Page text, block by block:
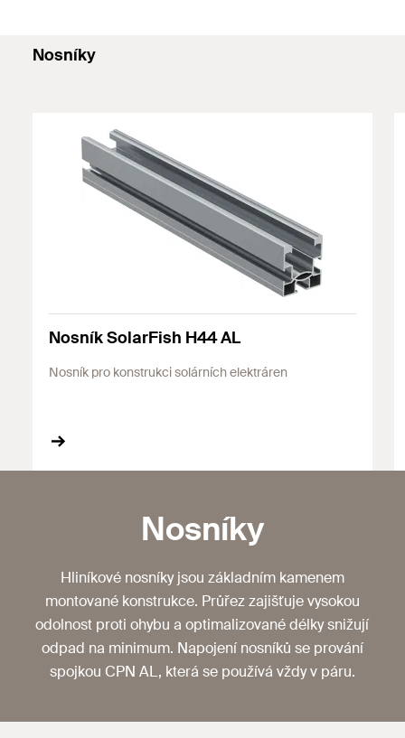
Nosníky
Nosník SolarFish H44 AL
Nosník pro konstrukci solárních elektráren
Nosníky
Hliníkové nosníky jsou základním kamenem
montované konstrukce. Průřez zajišťuje vysokou
odolnost proti ohybu a optimalizované délky snižují
odpad na minimum. Napojení nosníků se prování
spojkou CPN AL, která se používá vždy v páru.